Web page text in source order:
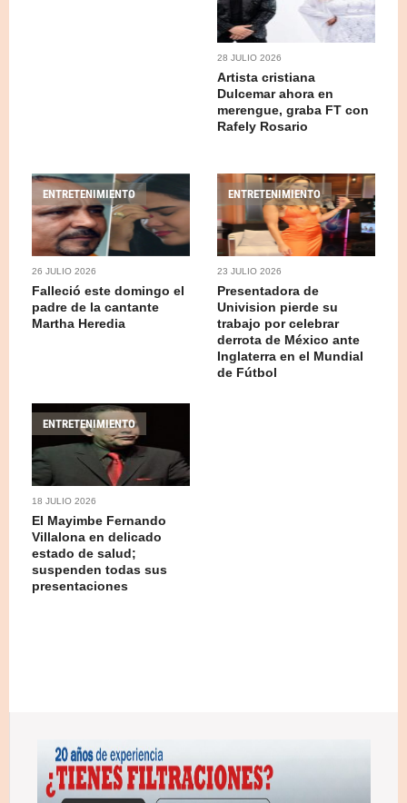
28 JULIO 2026
Artista cristiana
Dulcemar ahora en
merengue, graba FT con
Rafely Rosario
ENTRETENIMIENTO
26 JULIO 2026
Falleció este domingo el
padre de la cantante
Martha Heredia
ENTRETENIMIENTO
23 JULIO 2026
Presentadora de
Univision pierde su
trabajo por celebrar
derrota de México ante
Inglaterra en el Mundial
de Fútbol
ENTRETENIMIENTO
18 JULIO 2026
El Mayimbe Fernando
Villalona en delicado
estado de salud;
suspenden todas sus
presentaciones